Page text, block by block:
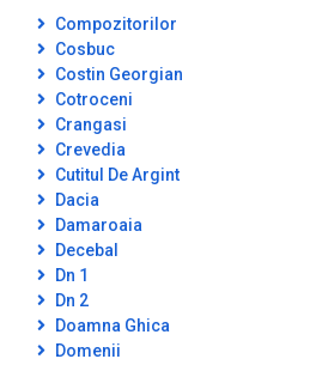
Compozitorilor
Cosbuc
Costin Georgian
Cotroceni
Crangasi
Crevedia
Cutitul De Argint
Dacia
Damaroaia
Decebal
Dn 1
Dn 2
Doamna Ghica
Domenii